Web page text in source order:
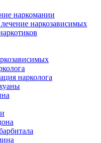
наркомании
наркозависимых
нарколога